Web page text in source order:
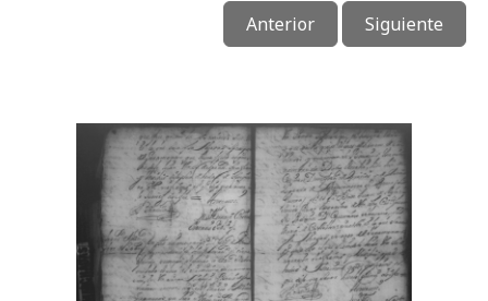
Anterior Siguiente